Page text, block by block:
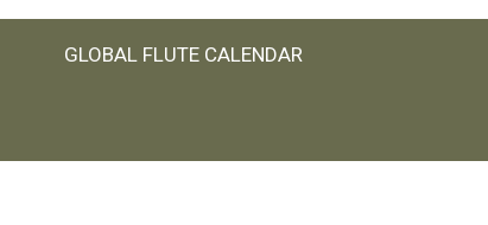
GLOBAL FLUTE CALENDAR